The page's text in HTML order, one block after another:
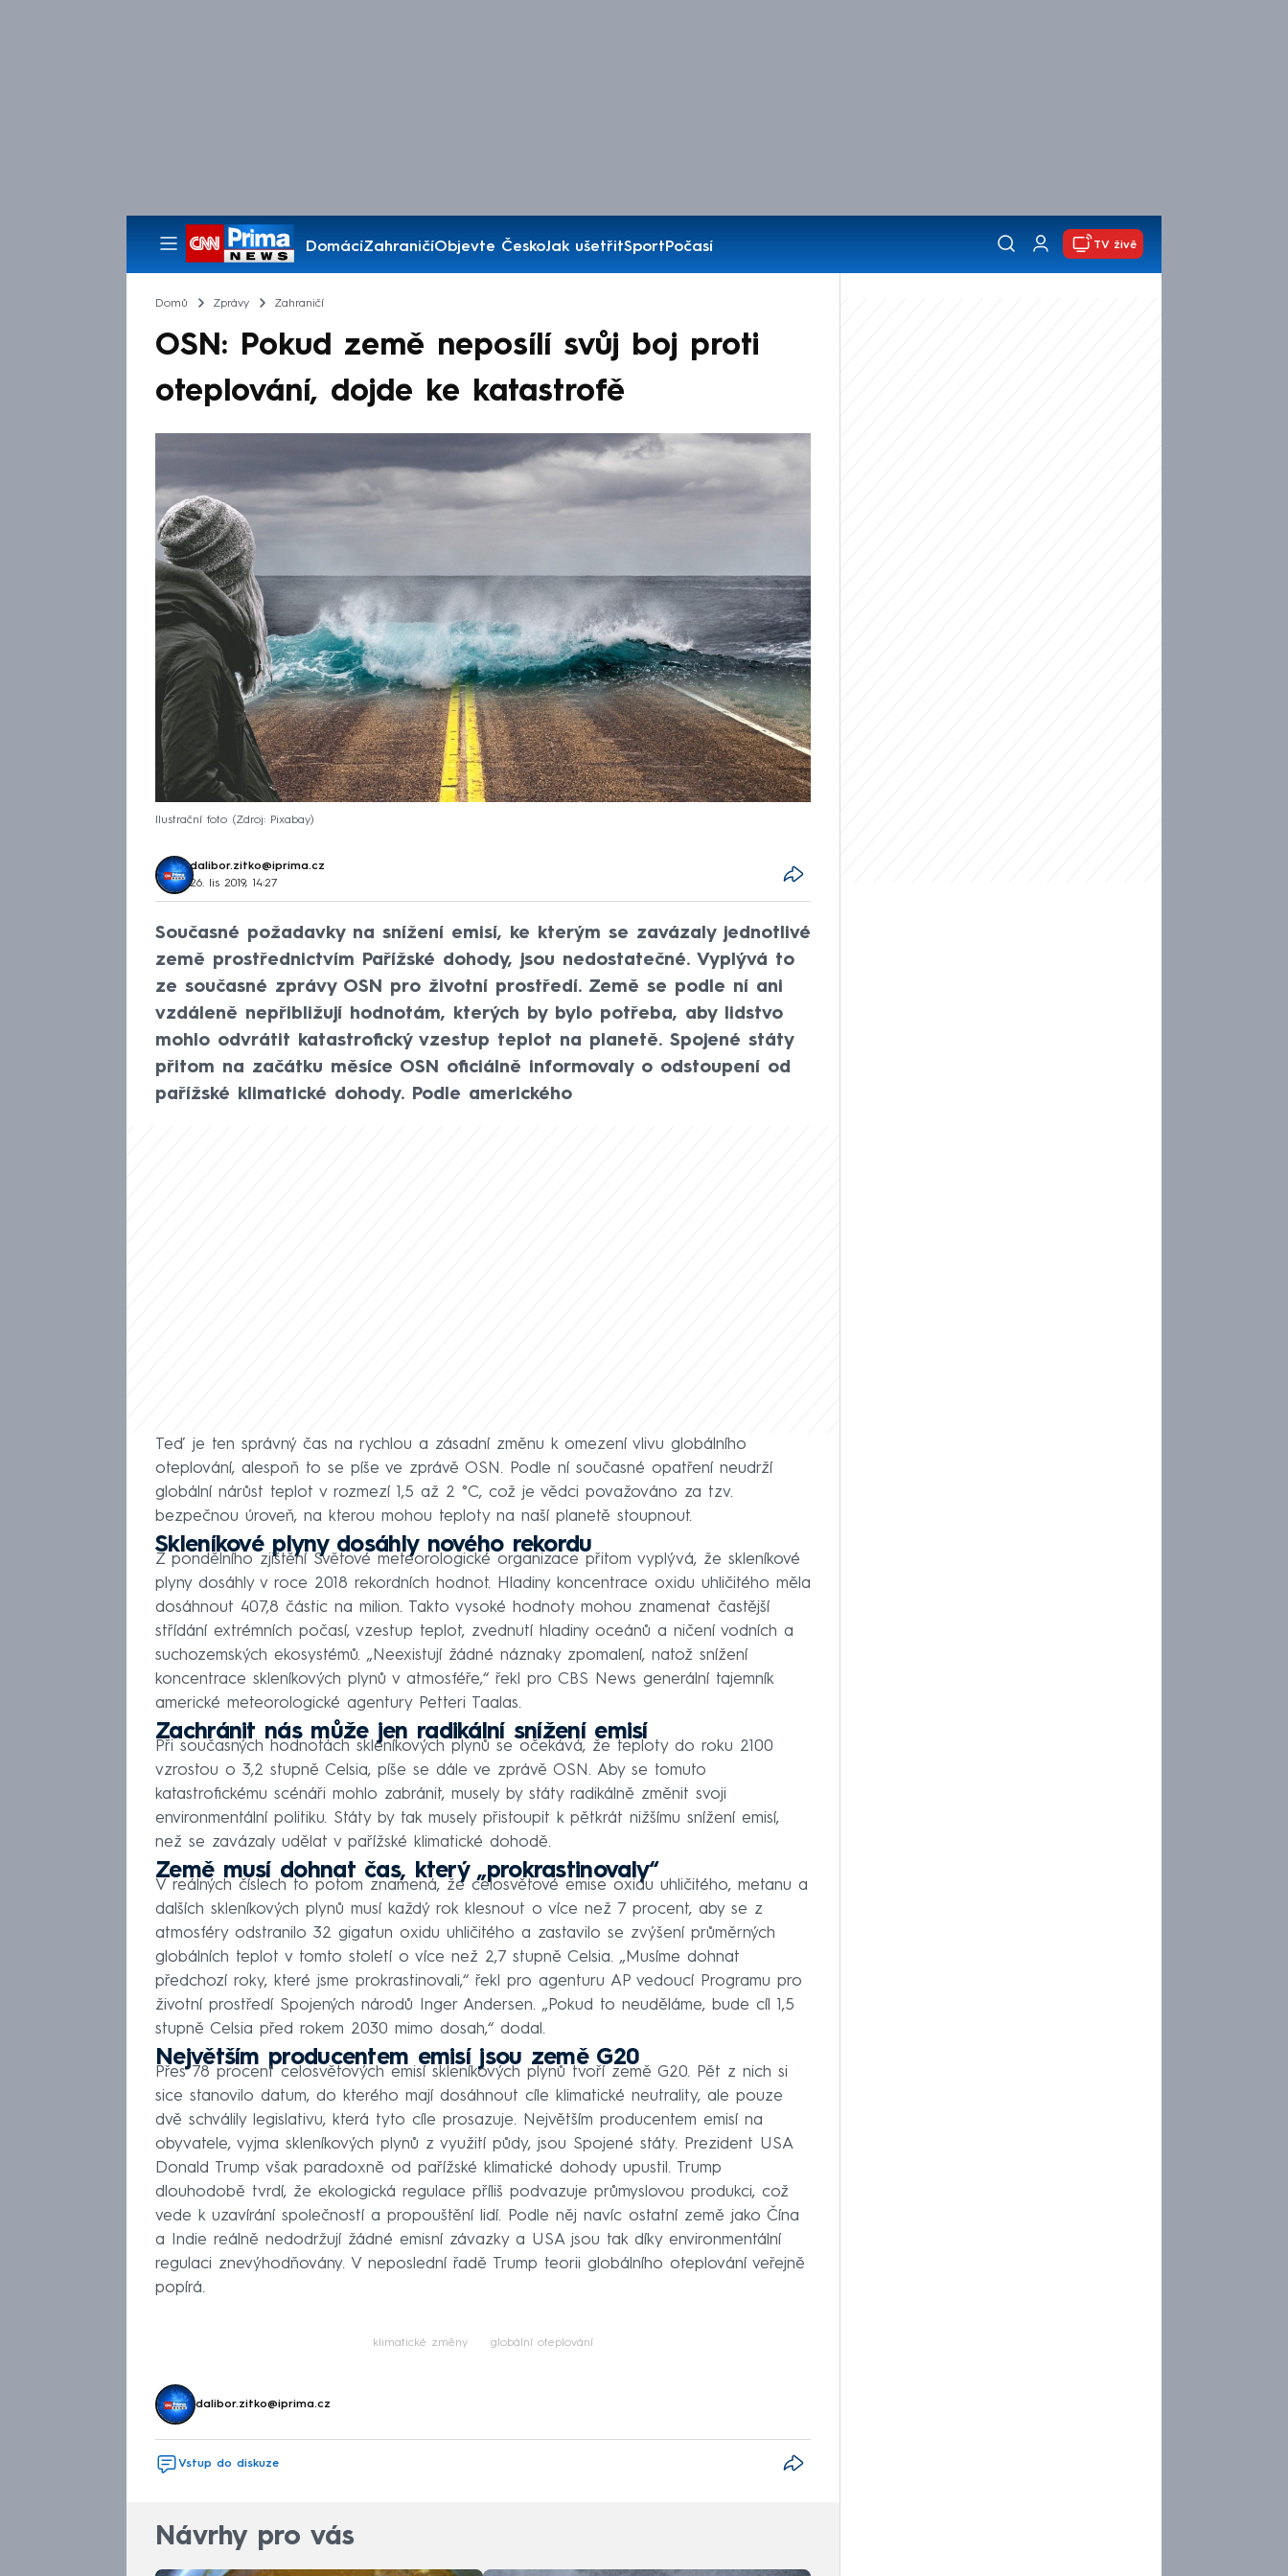
DomácíZahraničíObjevte ČeskoJak ušetřitSportPočasí
Pořady
TV živě
Domů Zprávy Zahraničí
OSN: Pokud země neposílí svůj boj proti
oteplování, dojde ke katastrofě
Ilustrační foto Zdroj: Pixabay
dalibor.zitko@iprima.cz
26. lis 2019, 14:27
Současné požadavky na snížení emisí, ke kterým se zavázaly jednotlivé
země prostřednictvím Pařížské dohody, jsou nedostatečné. Vyplývá to
ze současné zprávy OSN pro životní prostředí. Země se podle ní ani
vzdáleně nepřibližují hodnotám, kterých by bylo potřeba, aby lidstvo
mohlo odvrátit katastrofický vzestup teplot na planetě. Spojené státy
přitom na začátku měsíce OSN oficiálně informovaly o odstoupení od
pařížské klimatické dohody. Podle amerického
Teď je ten správný čas na rychlou a zásadní změnu k omezení vlivu globálního
oteplování, alespoň to se píše ve zprávě OSN. Podle ní současné opatření neudrží
globální nárůst teplot v rozmezí 1,5 až 2 °C, což je vědci považováno za tzv.
bezpečnou úroveň, na kterou mohou teploty na naší planetě stoupnout.
Skleníkové plyny dosáhly nového rekordu
Z pondělního zjištění Světové meteorologické organizace přitom vyplývá, že skleníkové
plyny dosáhly v roce 2018 rekordních hodnot. Hladiny koncentrace oxidu uhličitého měla
dosáhnout 407,8 částic na milion. Takto vysoké hodnoty mohou znamenat častější
střídání extrémních počasí, vzestup teplot, zvednutí hladiny oceánů a ničení vodních a
suchozemských ekosystémů. „Neexistují žádné náznaky zpomalení, natož snížení
koncentrace skleníkových plynů v atmosféře,“ řekl pro CBS News generální tajemník
americké meteorologické agentury Petteri Taalas.
Zachránit nás může jen radikální snížení emisí
Při současných hodnotách skleníkových plynů se očekává, že teploty do roku 2100
vzrostou o 3,2 stupně Celsia, píše se dále ve zprávě OSN. Aby se tomuto
katastrofickému scénáři mohlo zabránit, musely by státy radikálně změnit svoji
environmentální politiku. Státy by tak musely přistoupit k pětkrát nižšímu snížení emisí,
než se zavázaly udělat v pařížské klimatické dohodě.
Země musí dohnat čas, který „prokrastinovaly“
V reálných číslech to potom znamená, že celosvětové emise oxidu uhličitého, metanu a
dalších skleníkových plynů musí každý rok klesnout o více než 7 procent, aby se z
atmosféry odstranilo 32 gigatun oxidu uhličitého a zastavilo se zvýšení průměrných
globálních teplot v tomto století o více než 2,7 stupně Celsia. „Musíme dohnat
předchozí roky, které jsme prokrastinovali,“ řekl pro agenturu AP vedoucí Programu pro
životní prostředí Spojených národů Inger Andersen. „Pokud to neuděláme, bude cíl 1,5
stupně Celsia před rokem 2030 mimo dosah,“ dodal.
Největším producentem emisí jsou země G20
Přes 78 procent celosvětových emisí skleníkových plynů tvoří země G20. Pět z nich si
sice stanovilo datum, do kterého mají dosáhnout cíle klimatické neutrality, ale pouze
dvě schválily legislativu, která tyto cíle prosazuje. Největším producentem emisí na
obyvatele, vyjma skleníkových plynů z využití půdy, jsou Spojené státy. Prezident USA
Donald Trump však paradoxně od pařížské klimatické dohody upustil. Trump
dlouhodobě tvrdí, že ekologická regulace příliš podvazuje průmyslovou produkci, což
vede k uzavírání společností a propouštění lidí. Podle něj navíc ostatní země jako Čína
a Indie reálně nedodržují žádné emisní závazky a USA jsou tak díky environmentální
regulaci znevýhodňovány. V neposlední řadě Trump teorii globálního oteplování veřejně
popírá.
klimatické změny globální oteplování
dalibor.zitko@iprima.cz
Vstup do diskuze
Návrhy pro vás